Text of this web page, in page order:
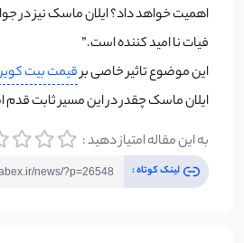
اهمیت خواهد داد؟ ایلان ماسک نیز در
فیات نا امید کننده است.”
این موضوع تاثیر خاصی برقیمت بیت
ایلان ماسک چقدر در این مسیر ثابت
به این مقاله امتیاز دهید :
لینک کوتاه :